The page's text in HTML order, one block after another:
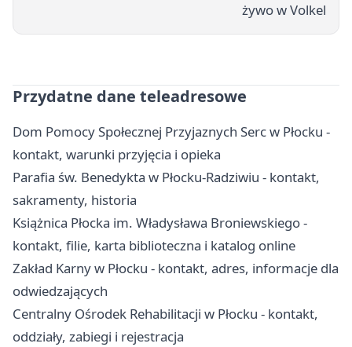
żywo w Volkel
Przydatne dane teleadresowe
Dom Pomocy Społecznej Przyjaznych Serc w Płocku -
kontakt, warunki przyjęcia i opieka
Parafia św. Benedykta w Płocku-Radziwiu - kontakt,
sakramenty, historia
Książnica Płocka im. Władysława Broniewskiego -
kontakt, filie, karta biblioteczna i katalog online
Zakład Karny w Płocku - kontakt, adres, informacje dla
odwiedzających
Centralny Ośrodek Rehabilitacji w Płocku - kontakt,
oddziały, zabiegi i rejestracja